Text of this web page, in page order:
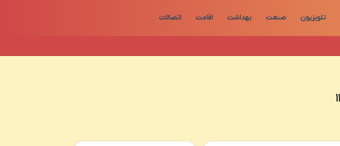
تلویزیون صنعت بهداشت اقامت اتصالات